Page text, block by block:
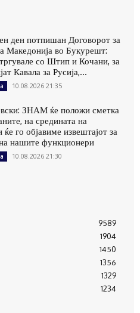
ден потпишан Договорот за
Македонија во Букурешт:
со Штип и Кочани, за
Кавала за Русија,...
10.08.2026 21:35
ЗНАМ ќе положи сметка
на средината на
ќе го објавиме извештајот за
нашите функционери
10.08.2026 21:30
9589
1904
1450
1356
1329
1234